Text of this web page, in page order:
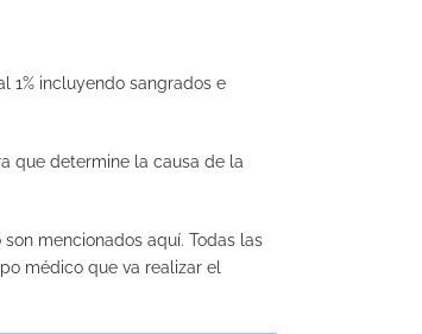
1% incluyendo sangrados e
que determine la causa de la
mencionados aquí­. Todas las
médico que va realizar el